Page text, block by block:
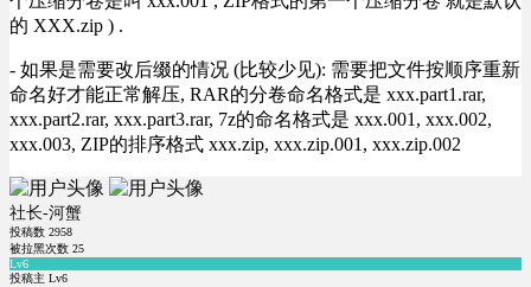
的 XXX.zip ) .
- 如果是需要改后缀的情况 (比较少见): 需要把文件按顺序重新
命名好才能正常解压, RAR的分卷命名格式是 xxx.part1.rar,
xxx.part2.rar, xxx.part3.rar, 7z的命名格式是 xxx.001, xxx.002,
xxx.003, ZIP的排序格式 xxx.zip, xxx.zip.001, xxx.zip.002
社长-河蟹
投稿数 2958
被拉黑次数 25
Lv6
投稿主 Lv6